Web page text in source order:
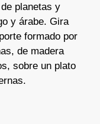
planetas y
y árabe. Gira
formado por
de madera
sobre un plato